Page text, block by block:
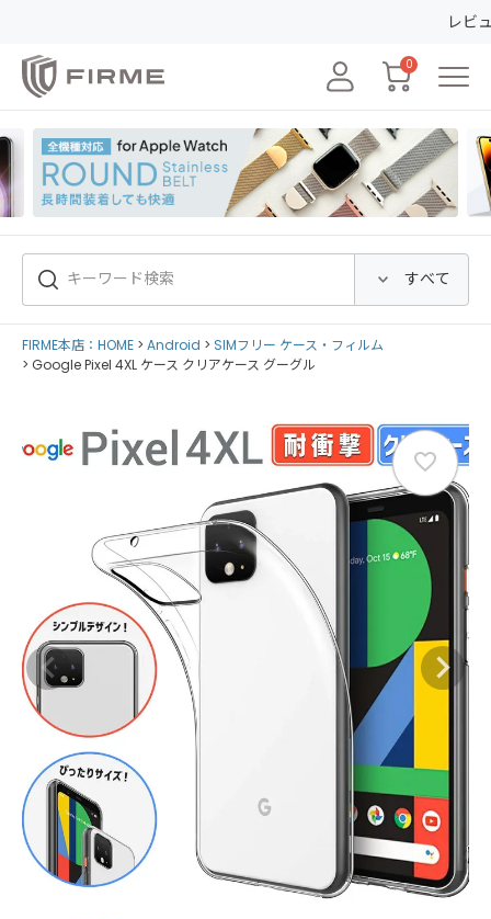
レビューの投稿
0
FIRME本店：HOME Android
SIMフリー ケース・フィルム
Google Pixel 4XL ケース クリアケース グーグル